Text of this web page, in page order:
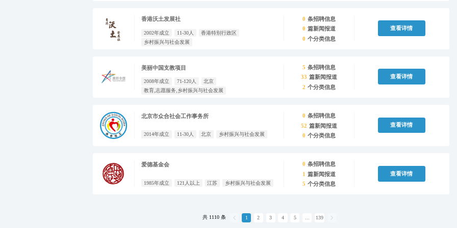
香港沃土发展社
2002年成立 11-30人
香港特别行政区
乡村振兴与社会发展
0 条招聘信息
0 篇新闻报道
0 个分类信息
查看详情
美丽中国支教项目
2008年成立 71-120人
北京
教育,志愿服务,乡村振兴与社会发展
5 条招聘信息
33 篇新闻报道
2 个分类信息
查看详情
北京市众合社会工作事务所
2014年成立 11-30人 北京 乡村振兴与社会发展
0 条招聘信息
52 篇新闻报道
0 个分类信息
查看详情
爱德基金会
1985年成立 121人以上 江苏 乡村振兴与社会发展
0 条招聘信息
1 篇新闻报道
5 个分类信息
查看详情
共 1110 条  1 2 3 4 5 ... 139 